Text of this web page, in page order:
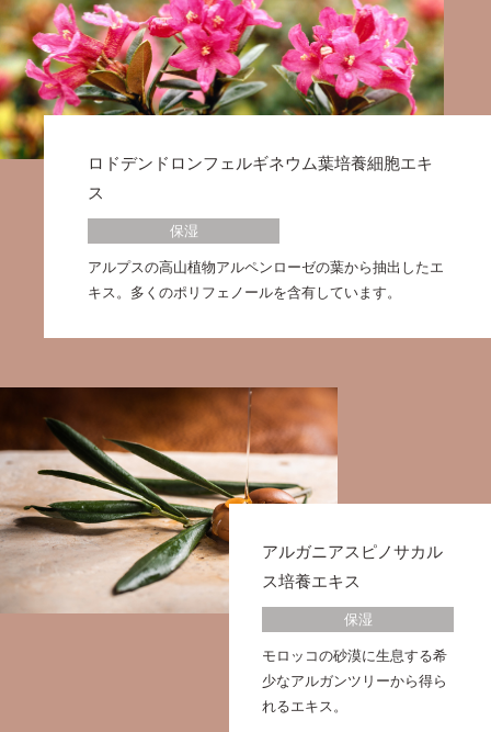
ロドデンドロンフェルギネウム葉培養細胞エキ
ス
保湿
アルプスの高山植物アルペンローゼの葉から抽出したエ
キス。多くのポリフェノールを含有しています。
アルガニアスピノサカル
ス培養エキス
保湿
モロッコの砂漠に生息する希
少なアルガンツリーから得ら
れるエキス。